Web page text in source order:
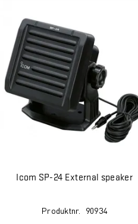
Icom SP-24 External speaker
Produktnr. 90934